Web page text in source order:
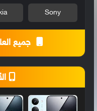
Sony
جميع